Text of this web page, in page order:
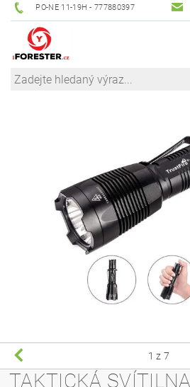
PO-NE 11-19H - 777880397
1 z 7
TAKTICKÁ